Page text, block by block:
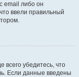
email либо он
ввели правильный
всего убедитесь, что
Если данные введены